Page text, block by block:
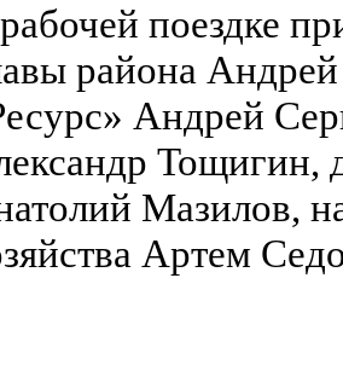
поездке
района
Андрей
Тощигин,
Мазилов,
Артем